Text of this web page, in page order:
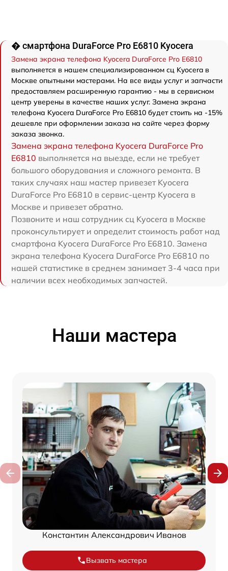
� смартфона DuraForce Pro E6810 Kyocera
Замена экрана телефона Kyocera DuraForce Pro E6810
выполняется в нашем специализированном сц Kyocera в
Москве опытными мастерами. На все виды услуг и запчасти
предоставляем расширенную гарантию - мы в сервисном
центр уверены в качестве наших услуг. Замена экрана
телефона Kyocera DuraForce Pro E6810 будет стоить на -15%
дешевле при оформлении заказа на сайте через форму
заказа звонка.
Замена экрана телефона Kyocera DuraForce Pro
E6810 выполняется на выезде, если не требует
большого оборудования и сложного ремонта. В
таких случаях наш мастер привезет Kyocera
DuraForce Pro E6810 в сервис-центр Kyocera в
Москве и привезет обратно.
Позвоните и наш сотрудник сц Kyocera в Москве
проконсультирует и определит стоимость работ над
смартфона Kyocera DuraForce Pro E6810. Замена
экрана телефона Kyocera DuraForce Pro E6810 по
нашей статистике в среднем занимает 3-4 часа при
наличии всех необходимых запчастей.
Наши мастера
Константин Александрович Иванов
Вызвать мастера